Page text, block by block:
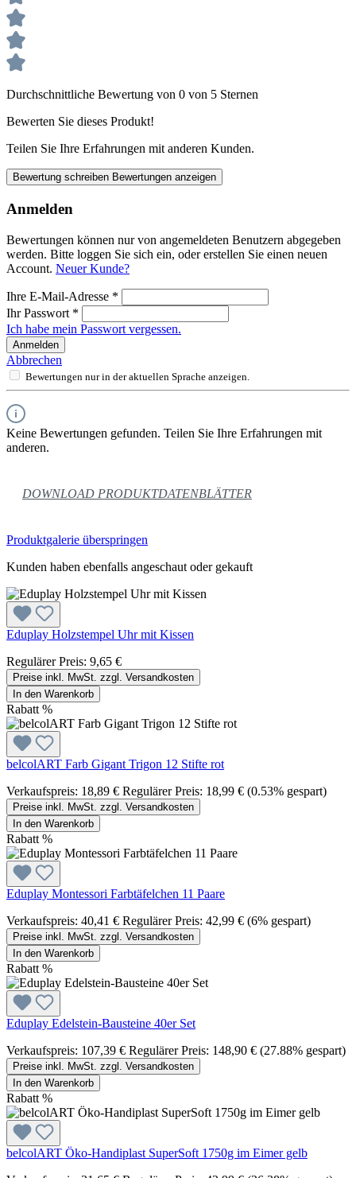
Durchschnittliche Bewertung von 0 von 5 Sternen
Bewerten Sie dieses Produkt!
Teilen Sie Ihre Erfahrungen mit anderen Kunden.
Bewertung schreiben Bewertungen anzeigen
Anmelden
Bewertungen können nur von angemeldeten Benutzern abgegeben
werden. Bitte loggen Sie sich ein, oder erstellen Sie einen neuen
Account. Neuer Kunde?
Ihre E-Mail-Adresse *
Ihr Passwort *
Ich habe mein Passwort vergessen.
Anmelden
Abbrechen
Bewertungen nur in der aktuellen Sprache anzeigen.
Keine Bewertungen gefunden. Teilen Sie Ihre Erfahrungen mit
anderen.
DOWNLOAD PRODUKTDATENBLÄTTER
Produktgalerie überspringen
Kunden haben ebenfalls angeschaut oder gekauft
Eduplay Holzstempel Uhr mit Kissen
Regulärer Preis: 9,65 €
Preise inkl. MwSt. zzgl. Versandkosten
In den Warenkorb
Rabatt %
belcolART Farb Gigant Trigon 12 Stifte rot
Verkaufspreis: 18,89 € Regulärer Preis: 18,99 € (0.53% gespart)
Preise inkl. MwSt. zzgl. Versandkosten
In den Warenkorb
Rabatt %
Eduplay Montessori Farbtäfelchen 11 Paare
Verkaufspreis: 40,41 € Regulärer Preis: 42,99 € (6% gespart)
Preise inkl. MwSt. zzgl. Versandkosten
In den Warenkorb
Rabatt %
Eduplay Edelstein-Bausteine 40er Set
Verkaufspreis: 107,39 € Regulärer Preis: 148,90 € (27.88% gespart)
Preise inkl. MwSt. zzgl. Versandkosten
In den Warenkorb
Rabatt %
belcolART Öko-Handiplast SuperSoft 1750g im Eimer gelb